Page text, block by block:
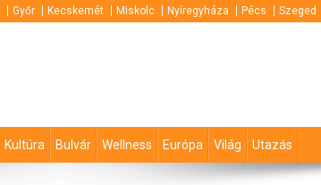
Győr Kecskemét Miskolc Nyíregyháza Pécs Szeged
Kultúra Bulvár Wellness Európa Világ Utazás